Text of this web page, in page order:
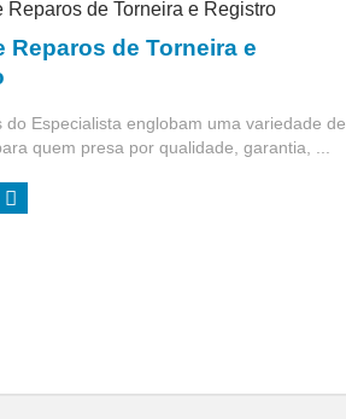
Reparos de Torneira e
do Especialista englobam uma variedade de
quem presa por qualidade, garantia, ...